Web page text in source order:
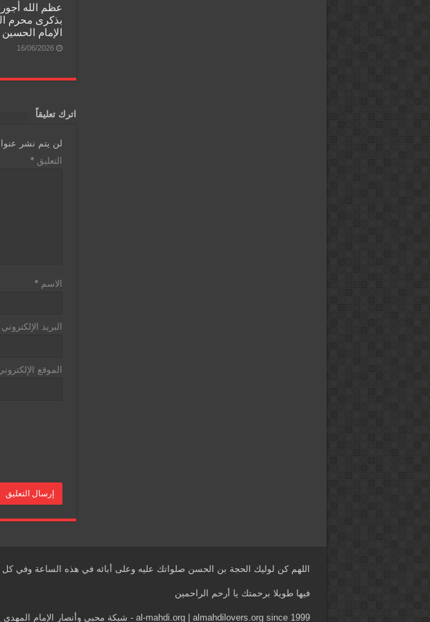
عظم الله
بذكرى محرم
الإمام
16/06/2026
اترك تعليقاً
لن يتم نشر
التعليق*
الاسم*
البريد
الموقع
اللهم كن لوليك الحجة بن الحسن صلواتك عليه وعلى أبائه في هذه الساعة وفي كل
فيها طويلا برحمتك يا أرحم الراحمين
al-mahdi.org | almahdilovers.org since 1999 - شبكة محبي وأنصار الإمام المهدي ع منذ 1999